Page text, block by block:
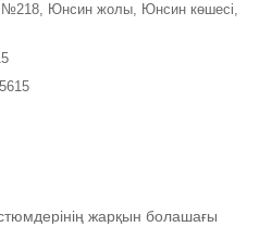
№218, Юнсин жолы, Юнсин көшесі,
жарқын болашағы